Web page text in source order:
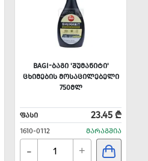
BAGI-ᲑᲐᲒᲘ 'ᲨᲣᲛᲐᲜᲘᲢᲘ'
ᲪᲮᲘᲛᲔᲑᲘᲡ ᲛᲝᲡᲐᲪᲘᲚᲔᲑᲔᲚᲘ
750ᲛᲚ
ᲤᲐᲡᲘ 23.45 ₾
1610-0112 ᲛᲐᲠᲐᲒᲨᲘᲐ
- +